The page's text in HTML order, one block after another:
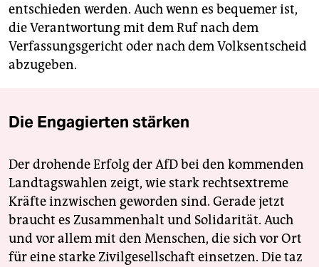
entschieden werden. Auch wenn es bequemer ist,
die Verantwortung mit dem Ruf nach dem
Verfassungsgericht oder nach dem Volksentscheid
abzugeben.
Die Engagierten stärken
Der drohende Erfolg der AfD bei den kommenden
Landtagswahlen zeigt, wie stark rechtsextreme
Kräfte inzwischen geworden sind. Gerade jetzt
braucht es Zusammenhalt und Solidarität. Auch
und vor allem mit den Menschen, die sich vor Ort
für eine starke Zivilgesellschaft einsetzen. Die taz